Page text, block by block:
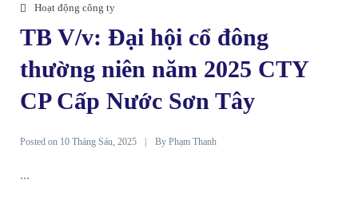
Hoạt động công ty
TB V/v: Đại hội cổ đông
thường niên năm 2025 CTY
CP Cấp Nước Sơn Tây
Posted on 10 Tháng Sáu, 2025 By Phạm Thanh
...